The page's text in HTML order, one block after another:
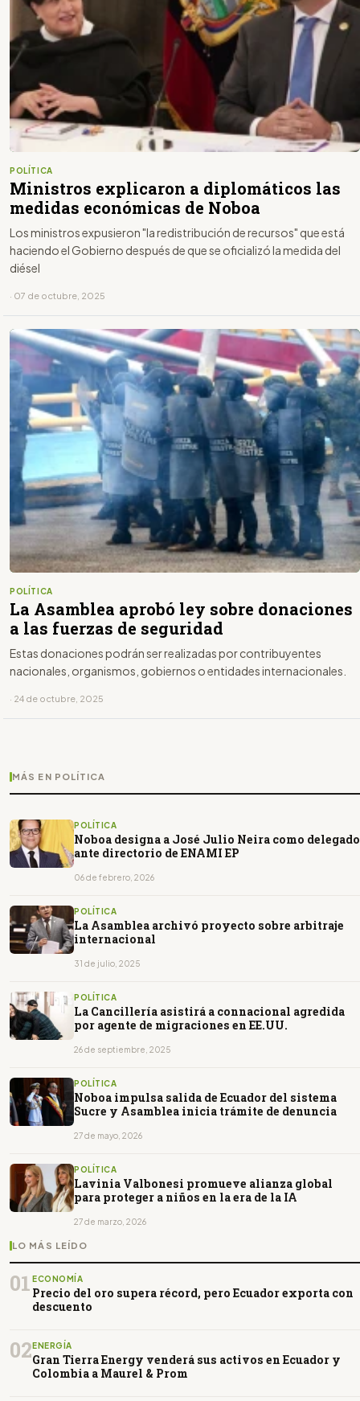
POLÍTICA
Ministros explicaron a diplomáticos las
medidas económicas de Noboa
Los ministros expusieron "la redistribución de recursos" que está
haciendo el Gobierno después de que se oficializó la medida del
diésel
· 07 de octubre, 2025
POLÍTICA
La Asamblea aprobó ley sobre donaciones
a las fuerzas de seguridad
Estas donaciones podrán ser realizadas por contribuyentes
nacionales, organismos, gobiernos o entidades internacionales.
· 24 de octubre, 2025
MÁS EN POLÍTICA
POLÍTICA
Noboa designa a José Julio Neira como delegado
ante directorio de ENAMI EP
06 de febrero, 2026
POLÍTICA
La Asamblea archivó proyecto sobre arbitraje
internacional
31 de julio, 2025
POLÍTICA
La Cancillería asistirá a connacional agredida
por agente de migraciones en EE.UU.
26 de septiembre, 2025
POLÍTICA
Noboa impulsa salida de Ecuador del sistema
Sucre y Asamblea inicia trámite de denuncia
27 de mayo, 2026
POLÍTICA
Lavinia Valbonesi promueve alianza global
para proteger a niños en la era de la IA
27 de marzo, 2026
LO MÁS LEÍDO
01 ECONOMÍA
Precio del oro supera récord, pero Ecuador exporta con
descuento
02ENERGÍA
Gran Tierra Energy venderá sus activos en Ecuador y
Colombia a Maurel & Prom